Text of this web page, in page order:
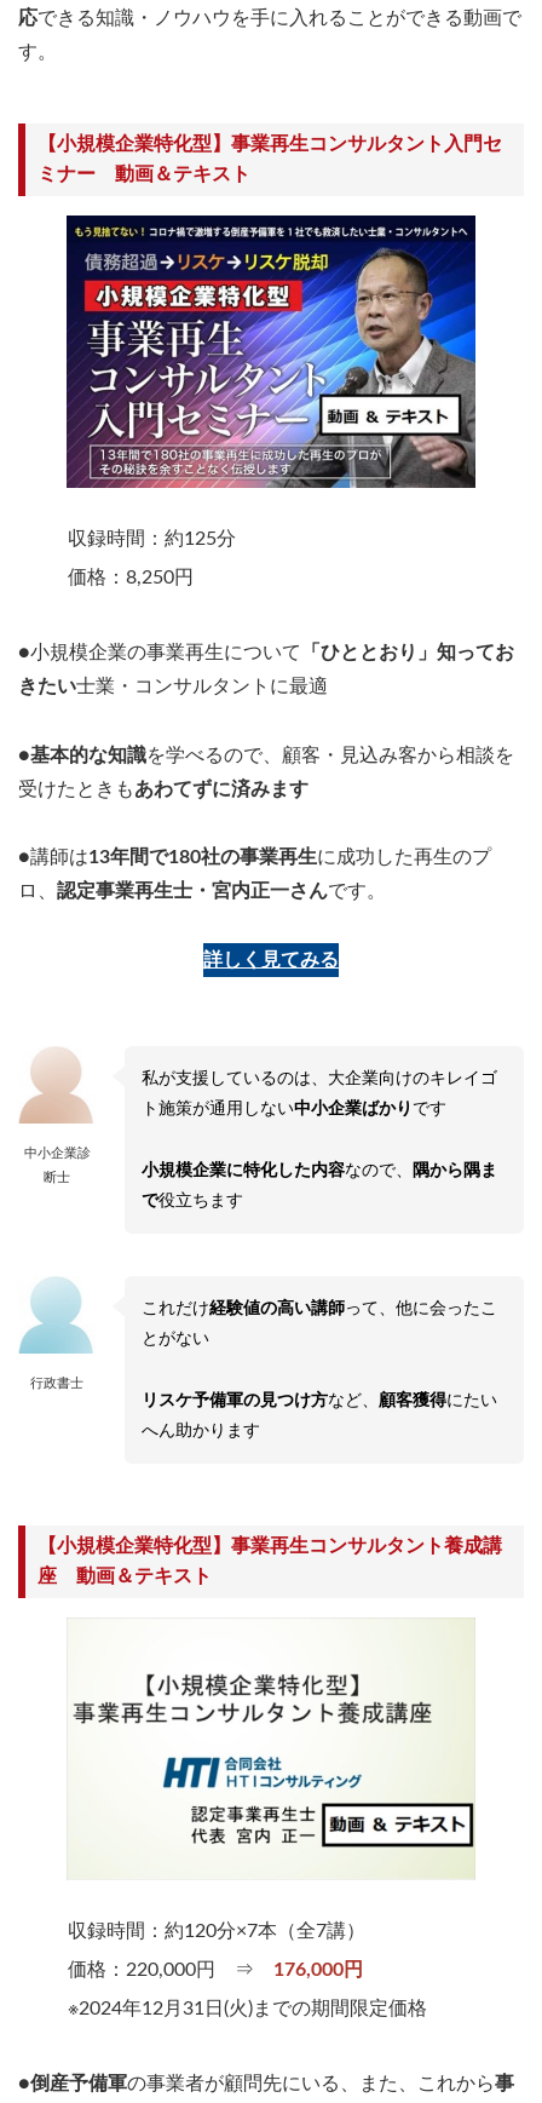
応できる知識・ノウハウを手に入れることができる動画で
す。
【小規模企業特化型】事業再生コンサルタント入門セ
ミナー 動画＆テキスト
収録時間：約125分
価格：8,250円
●小規模企業の事業再生について
「ひととおり」知ってお
きたい士業・コンサルタントに最適
●基本的な知識を学べるので、顧客・見込み客から相談を
受けたときもあわてずに済みます
●講師は13年間で180社の事業再生に成功した再生のプ
ロ、 認定事業再生士・宮内正一さんです。
詳しく見てみる
中小企業診
断士
私が支援しているのは、大企業向けのキレイゴ
ト施策が通用しない中小企業ばかり です
小規模企業に特化した内容なので、
隅から隅ま
で役立ちます
行政書士
これだけ経験値の高い講師って、他に会ったこ
とがない
リスケ予備軍の見つけ方など、顧客獲得にたい
へん助かります
【小規模企業特化型】事業再生コンサルタント養成講
座 動画＆テキスト
収録時間：約120分×7本（全7講）
価格：220,000円 ⇒ 176,000円
※2024年12月31日(火)までの期間限定価格
●倒産予備軍の事業者が顧問先にいる、また、これから事